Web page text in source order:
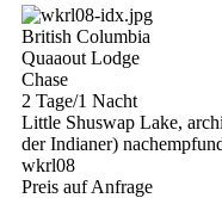
British Columbia
Quaaout Lodge
Chase
2 Tage/1 Nacht
Little Shuswap Lake,
der Indianer)
wkrl08
Preis auf Anfrage